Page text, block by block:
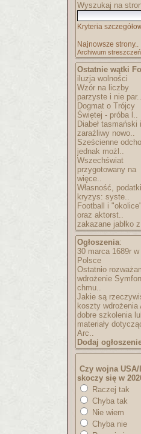
Wyszukaj na
Kryteria
Najnowsze strony..
Archiwum streszczeń..
Ostatnie wątki
iluzja wolności
Wzór na liczby
parzyste i nie par..
Dogmat o Trójcy
Świętej - próba l..
Diabeł tasmański i
zaraźliwy nowo..
Sześcienne
jednak możl..
Wszechświat
przygotowany na
więce..
Własność,
kryzys: syste..
Football i "okolice"
oraz aktorst..
zakazane jabłko
Ogłoszenia:
30 marca 1689r w
Polsce
Ostatnio
wdrożenie
chmu..
Jakie są
koszty wdrożenia
dobre szkolenia
materiały
Arc..
Dodaj
Czy wojna USA/
skoczy się w
Raczej tak
Chyba tak
Nie wiem
Chyba nie